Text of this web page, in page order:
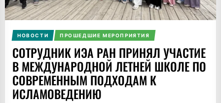
НОВОСТИ ПРОШЕДШИЕ МЕРОПРИЯТИЯ
СОТРУДНИК ИЭА РАН ПРИНЯЛ УЧАСТИЕ
В МЕЖДУНАРОДНОЙ ЛЕТНЕЙ ШКОЛЕ ПО
СОВРЕМЕННЫМ ПОДХОДАМ К
ИСЛАМОВЕДЕНИЮ